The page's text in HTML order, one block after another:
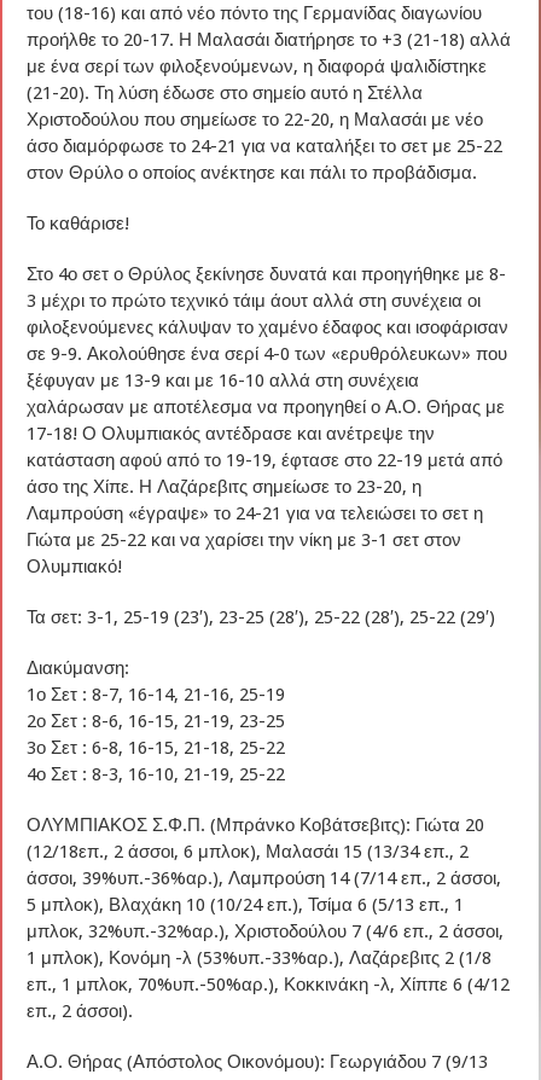
του (18-16) και από νέο πόντο της Γερμανίδας διαγωνίου
προήλθε το 20-17. Η Μαλασάι διατήρησε το +3 (21-18) αλλά
με ένα σερί των φιλοξενούμενων, η διαφορά ψαλιδίστηκε
(21-20). Τη λύση έδωσε στο σημείο αυτό η Στέλλα
Χριστοδούλου που σημείωσε το 22-20, η Μαλασάι με νέο
άσο διαμόρφωσε το 24-21 για να καταλήξει το σετ με 25-22
στον Θρύλο ο οποίος ανέκτησε και πάλι το προβάδισμα.
Το καθάρισε!
Στο 4ο σετ ο Θρύλος ξεκίνησε δυνατά και προηγήθηκε με 8-
3 μέχρι το πρώτο τεχνικό τάιμ άουτ αλλά στη συνέχεια οι
φιλοξενούμενες κάλυψαν το χαμένο έδαφος και ισοφάρισαν
σε 9-9. Ακολούθησε ένα σερί 4-0 των «ερυθρόλευκων» που
ξέφυγαν με 13-9 και με 16-10 αλλά στη συνέχεια
χαλάρωσαν με αποτέλεσμα να προηγηθεί ο Α.Ο. Θήρας με
17-18! Ο Ολυμπιακός αντέδρασε και ανέτρεψε την
κατάσταση αφού από το 19-19, έφτασε στο 22-19 μετά από
άσο της Χίπε. Η Λαζάρεβιτς σημείωσε το 23-20, η
Λαμπρούση «έγραψε» το 24-21 για να τελειώσει το σετ η
Γιώτα με 25-22 και να χαρίσει την νίκη με 3-1 σετ στον
Ολυμπιακό!
Τα σετ: 3-1, 25-19 (23′), 23-25 (28′), 25-22 (28′), 25-22 (29′)
Διακύμανση:
1ο Σετ : 8-7, 16-14, 21-16, 25-19
2ο Σετ : 8-6, 16-15, 21-19, 23-25
3ο Σετ : 6-8, 16-15, 21-18, 25-22
4ο Σετ : 8-3, 16-10, 21-19, 25-22
ΟΛΥΜΠΙΑΚΟΣ Σ.Φ.Π. (Μπράνκο Κοβάτσεβιτς): Γιώτα 20
(12/18επ., 2 άσσοι, 6 μπλοκ), Μαλασάι 15 (13/34 επ., 2
άσσοι, 39%υπ.-36%αρ.), Λαμπρούση 14 (7/14 επ., 2 άσσοι,
5 μπλοκ), Βλαχάκη 10 (10/24 επ.), Τσίμα 6 (5/13 επ., 1
μπλοκ, 32%υπ.-32%αρ.), Χριστοδούλου 7 (4/6 επ., 2 άσσοι,
1 μπλοκ), Κονόμη -λ (53%υπ.-33%αρ.), Λαζάρεβιτς 2 (1/8
επ., 1 μπλοκ, 70%υπ.-50%αρ.), Κοκκινάκη -λ, Χίππε 6 (4/12
επ., 2 άσσοι).
Α.Ο. Θήρας (Απόστολος Οικονόμου): Γεωργιάδου 7 (9/13